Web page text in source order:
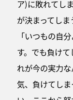
ア)に敗れてし
が決まってしま
「いつもの自
す。でも負け
れが今の実力
気、負けてし